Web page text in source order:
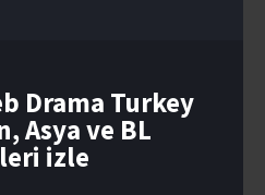
Drama Turkey
Asya ve BL
izle